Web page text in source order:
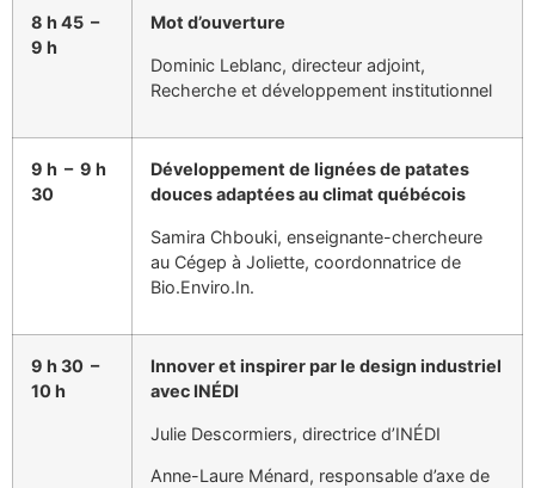
8 h 45 –
9 h
Mot d’ouverture
Dominic Leblanc, directeur adjoint,
Recherche et développement institutionnel
9 h – 9 h
30
Développement de lignées de patates
douces adaptées au climat québécois
Samira Chbouki, enseignante-chercheure
au Cégep à Joliette, coordonnatrice de
Bio.Enviro.In.
9 h 30 –
10 h
Innover et inspirer par le design industriel
avec INÉDI
Julie Descormiers, directrice d’INÉDI
Anne-Laure Ménard, responsable d’axe de